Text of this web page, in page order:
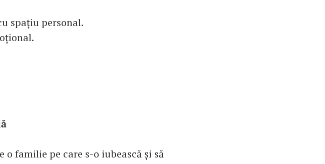
spațiu personal.
familie pe care s-o iubească și să